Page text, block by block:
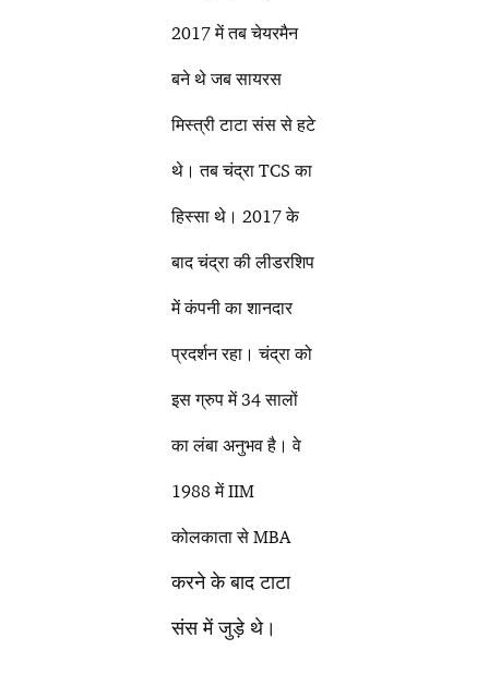
2017 में तब चेयरमैन
बने थे जब सायरस
मिस्त्री टाटा संस से हटे
थे। तब चंद्रा TCS का
हिस्सा थे। 2017 के
बाद चंद्रा की लीडरशिप
में कंपनी का शानदार
प्रदर्शन रहा। चंद्रा को
इस ग्रुप में 34 सालों
का लंबा अनुभव है। वे
1988 में IIM
कोलकाता से MBA
करने के बाद टाटा
संस में जुड़े थे।